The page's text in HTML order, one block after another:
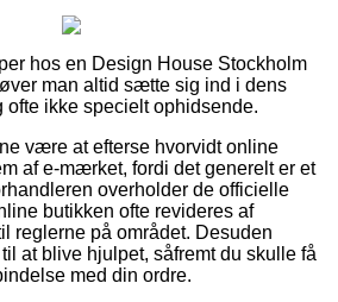
hos en Design House Stockholm
man altid sætte sig ind i dens
ofte ikke specielt ophidsende.
være at efterse hvorvidt online
af e-mærket, fordi det generelt er et
overholder de officielle
butikken ofte revideres af
reglerne på området. Desuden
at blive hjulpet, såfremt du skulle få
med din ordre.